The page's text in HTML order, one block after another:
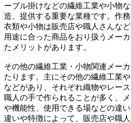
ーブル掛けなどの繊維工業や小物
造、提供する重要な業種です。作
衣類や小物は販売店や職人さんな
用途に合った商品をおり扱うメー
たメリットがあります。
その他の繊維工業・小物関連メー
たります。主にその他の繊維工業
などがあり、それぞれ織物やレー
職人の手で作られることが多く、
や機能性、使用できる場などの違
違いや特徴によって、販売店や職